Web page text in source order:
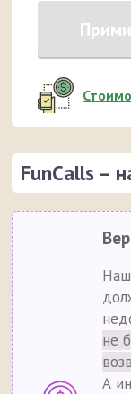
FunCalls –
не
А